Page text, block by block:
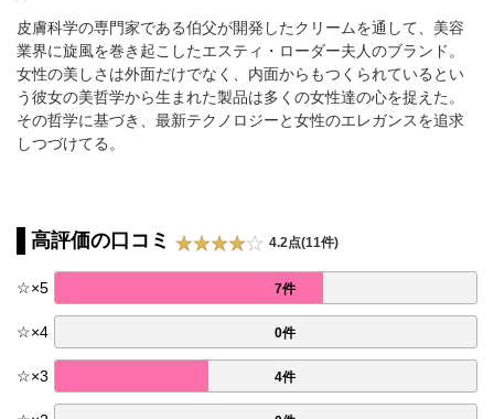
皮膚科学の専門家である伯父が開発したクリームを通して、美容
業界に旋風を巻き起こしたエスティ・ローダー夫人のブランド。
女性の美しさは外面だけでなく、内面からもつくられているとい
う彼女の美哲学から生まれた製品は多くの女性達の心を捉えた。
その哲学に基づき、最新テクノロジーと女性のエレガンスを追求
しつづけてる。
高評価の口コミ 4.2点(11件)
☆×5 7件
☆×4 0件
☆×3 4件